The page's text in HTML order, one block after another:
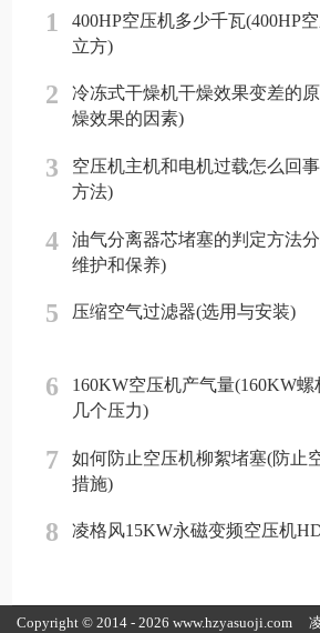
1
400HP空压机多少千瓦(400HP
立方)
2
冷冻式干燥机干燥效果变差的
燥效果的因素)
3
空压机主机和电机过载怎么回
方法)
4
油气分离器芯堵塞的判定方法
维护和保养)
5 压缩空气过滤器(选用与安装)
6
160KW空压机产气量(160KW螺
几个压力)
7
如何防止空压机柳絮堵塞(防止
措施)
8 凌格风15KW永磁变频空压机
Copyright © 2014 - 2026 www.hzyasuoji.com